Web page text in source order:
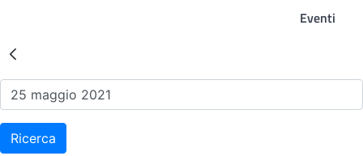
Eventi
Risultati della Ricerca -
Ricerca